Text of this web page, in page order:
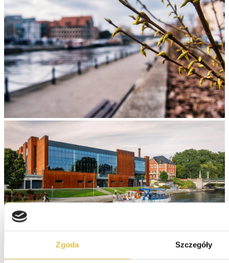
Zgoda Szczegóły